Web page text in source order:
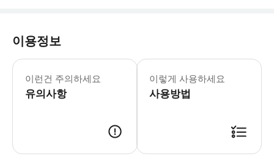
이용정보
이런건 주의하세요
유의사항
이렇게 사용하세요
사용방법